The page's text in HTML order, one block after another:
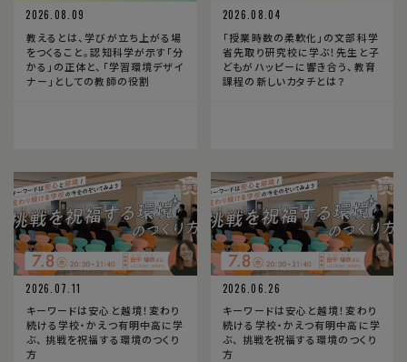
2026.08.09
教えるとは、学びが立ち上がる場
をつくること。認知科学が示す「分
かる」の正体と、「学習環境デザイ
ナー」としての教師の役割
2026.08.04
「授業時数の柔軟化」の文部科学
省先取り研究校に学ぶ！先生と子
どもがハッピーに響き合う、教育
課程の新しいカタチとは？
2026.07.11
キーワードは安心と越境！変わり
続ける学校・かえつ有明中高に学
ぶ、 挑戦を祝福する環境のつくり
方
2026.06.26
キーワードは安心と越境！変わり
続ける学校・かえつ有明中高に学
ぶ、 挑戦を祝福する環境のつくり
方